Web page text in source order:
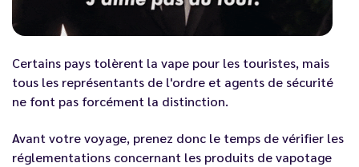
Certains pays tolèrent la vape pour les touristes, mais
tous les représentants de l'ordre et agents de sécurité
ne font pas forcément la distinction.
Avant votre voyage, prenez donc le temps de vérifier les
réglementations concernant les produits de vapotage